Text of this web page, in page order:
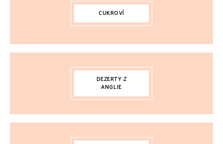
CUKROVÍ
DEZERTY Z
ANGLIE